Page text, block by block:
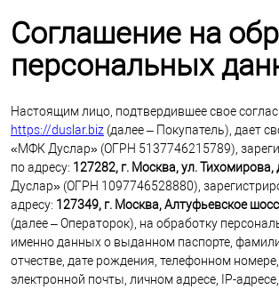
Соглашение на
персональных
Настоящим лицо, подтвердившее свое
https://duslar.biz (далее – Покупатель), дает
«МФК Дуслар» (ОГРН 5137746215789),
по адресу: 127282, г. Москва, ул. Тихомирова,
Дуслар» (ОГРН 1097746528880),
адресу: 127349, г. Москва, Алтуфьевское
(далее – Операторок), на обработку
именно данных о выданном паспорте,
отчестве, дате рождения, телефонном
электронной почты, личном адресе, IP-